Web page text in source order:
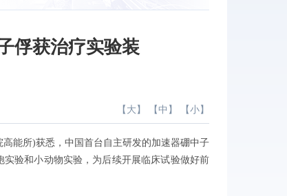
俘获治疗实验装
【 大 】 【中 】 【小】
能所)获悉，中国首台自主研发的加速器硼中子
验和小动物实验，为后续开展临床试验做好前